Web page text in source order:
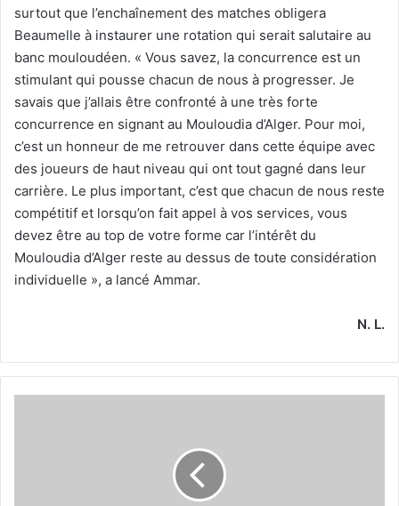
surtout que l’enchaînement des matches obligera
Beaumelle à instaurer une rotation qui serait salutaire au
banc mouloudéen. « Vous savez, la concurrence est un
stimulant qui pousse chacun de nous à progresser. Je
savais que j’allais être confronté à une très forte
concurrence en signant au Mouloudia d’Alger. Pour moi,
c’est un honneur de me retrouver dans cette équipe avec
des joueurs de haut niveau qui ont tout gagné dans leur
carrière. Le plus important, c’est que chacun de nous reste
compétitif et lorsqu’on fait appel à vos services, vous
devez être au top de votre forme car l’intérêt du
Mouloudia d’Alger reste au dessus de toute considération
individuelle », a lancé Ammar.
N. L.